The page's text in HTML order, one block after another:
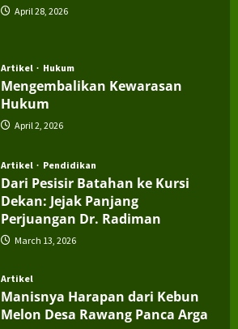
April 28, 2026
Artikel Hukum
Mengembalikan Kewarasan
Hukum
April 2, 2026
Artikel Pendidikan
Dari Pesisir Batahan ke Kursi
Dekan: Jejak Panjang
Perjuangan Dr. Radiman
March 13, 2026
Artikel
Manisnya Harapan dari Kebun
Melon Desa Rawang Panca Arga